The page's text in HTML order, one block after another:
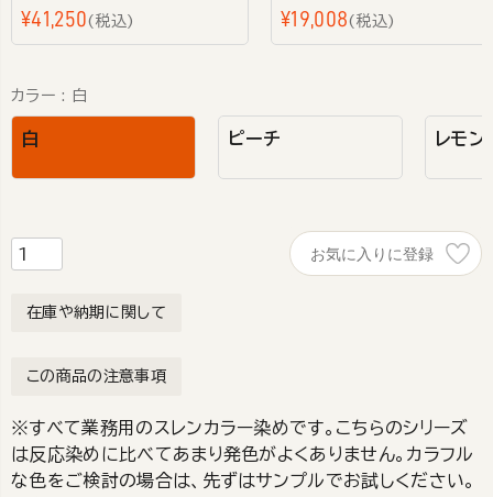
¥41,250 税込 ¥19,008 税込
カラー 白
白 ピーチ レモン
お気に入りに登録
在庫や納期に関して
この商品の注意事項
※すべて業務用のスレンカラー染めです。こちらのシリーズ
は反応染めに比べてあまり発色がよくありません。カラフル
な色をご検討の場合は、先ずはサンプルでお試しください。